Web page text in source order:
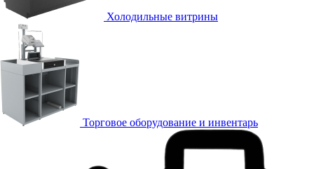
Холодильные витрины
Торговое оборудование и инвентарь